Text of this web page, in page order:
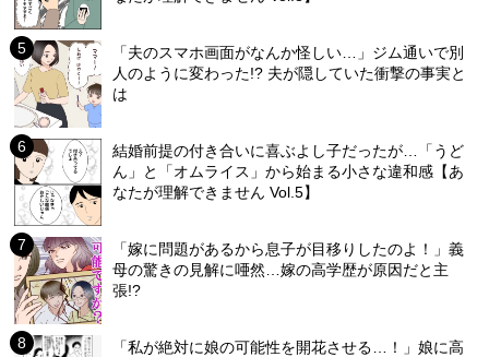
「夫のスマホ画面がなんか怪しい…」ジム通いで別
人のように変わった!? 夫が隠していた衝撃の事実と
は
結婚前提の付き合いに喜ぶよし子だったが…「うど
ん」と「オムライス」から始まる小さな違和感【あ
なたが理解できません Vol.5】
「嫁に問題があるから息子が目移りしたのよ！」義
母の驚きの見解に唖然…嫁の高学歴が原因だと主
張!?
「私が絶対に娘の可能性を開花させる…！」娘に高